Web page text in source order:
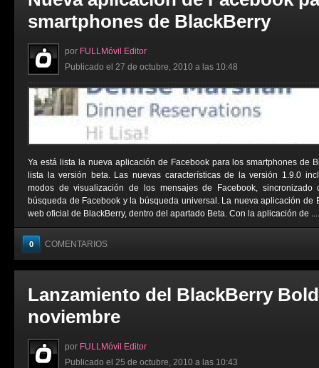
smartphones de BlackBerry
por FULLMóvil Editor
Publicado el 27 de octubre, 2010 a las 10:48
Ya está lista la nueva aplicación de Facebook para los smartphones de
lista la versión beta. Las nuevas características de la versión 1.9.0
modos de visualización de los mensajes de Facebook,
búsqueda de Facebook y la búsqueda universal. La nueva aplicación de
web oficial de BlackBerry, dentro del apartado Beta. Con la aplicación de ...
0 COMENTARIOS
Lanzamiento del BlackBerry
noviembre
por FULLMóvil Editor
Publicado el 25 de octubre, 2010 a las 10:43